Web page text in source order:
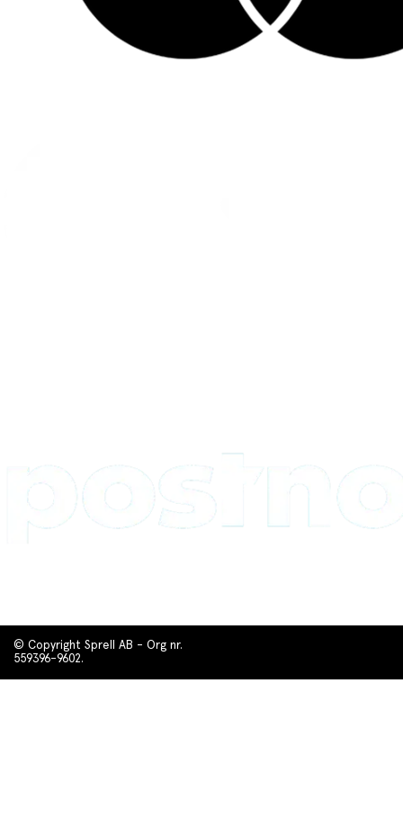
© Copyright Sprell AB - Org nr.
559396-9602.